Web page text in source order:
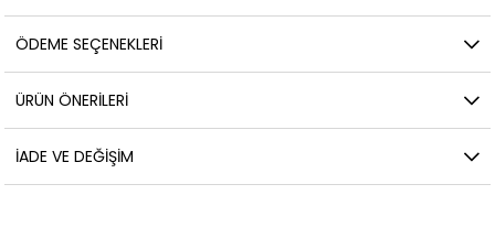
ÖDEME SEÇENEKLERI
ÜRÜN ÖNERILERI
İADE VE DEĞIŞIM